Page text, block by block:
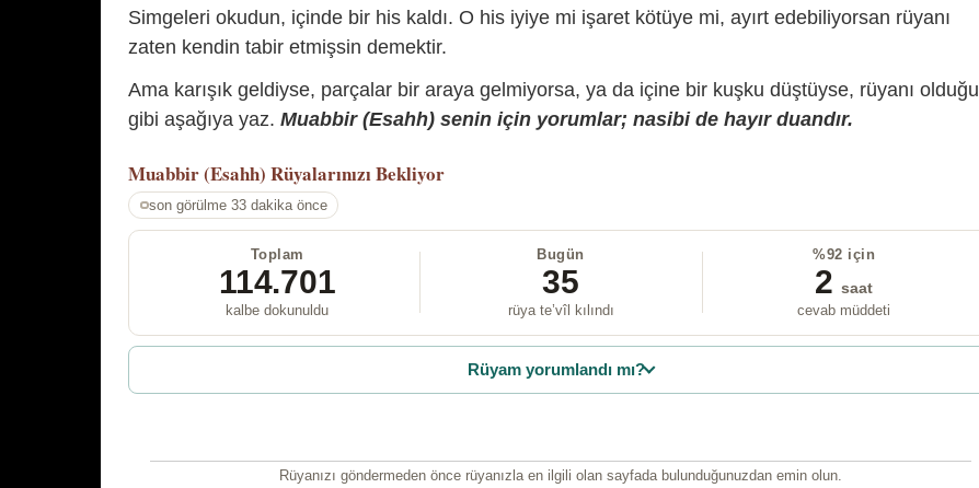
Simgeleri okudun, içinde bir his kaldı. O his iyiye mi işaret kötüye mi, ayırt edebiliyorsan rüyanı
zaten kendin tabir etmişsin demektir.
Ama karışık geldiyse, parçalar bir araya gelmiyorsa, ya da içine bir kuşku düştüyse, rüyanı olduğu
gibi aşağıya yaz. Muabbir (Esahh) senin için yorumlar; nasibi de hayır duandır.
Muabbir (Esahh) Rüyalarınızı Bekliyor
son görülme 33 dakika önce
Toplam
114.701
kalbe dokunuldu
Bugün
35
rüya te’vîl kılındı
%92 için
2 saat
cevab müddeti
Rüyam yorumlandı mı?
Rüyanızı göndermeden önce rüyanızla en ilgili olan sayfada bulunduğunuzdan emin olun.